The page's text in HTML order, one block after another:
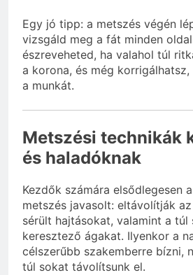
Egy jó tipp: a metszés végén
vizsgáld meg a fát minden
észreveheted, ha valahol túl
a korona, és még
a munkát.
Metszési technikák
és haladóknak
Kezdők számára elsődlegesen
metszés javasolt: eltávolítják
sérült hajtásokat, valamint a túl
keresztező ágakat. Ilyenkor a
célszerűbb szakemberre bízni,
túl sokat távolítsunk el.